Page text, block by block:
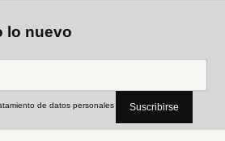
lo nuevo
de datos personales Suscribirse